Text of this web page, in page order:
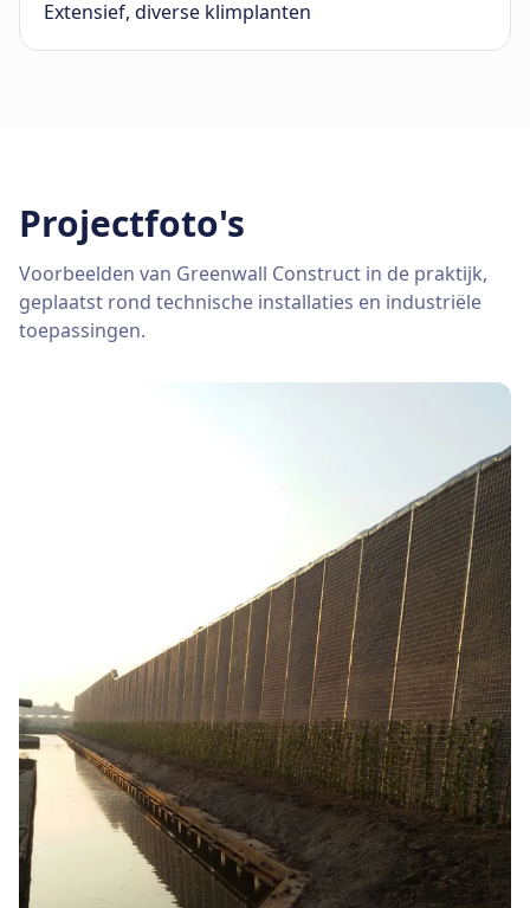
Extensief, diverse klimplanten
Projectfoto's
Voorbeelden van Greenwall Construct in de praktijk,
geplaatst rond technische installaties en industriële
toepassingen.